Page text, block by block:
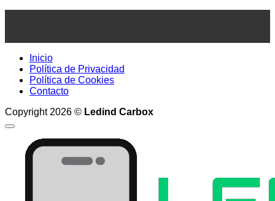
Inicio
Política de Privacidad
Política de Cookies
Contacto
Copyright 2026 © Ledind Carbox